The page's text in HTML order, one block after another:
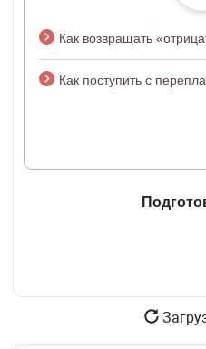
Как возвращать
Как поступить с